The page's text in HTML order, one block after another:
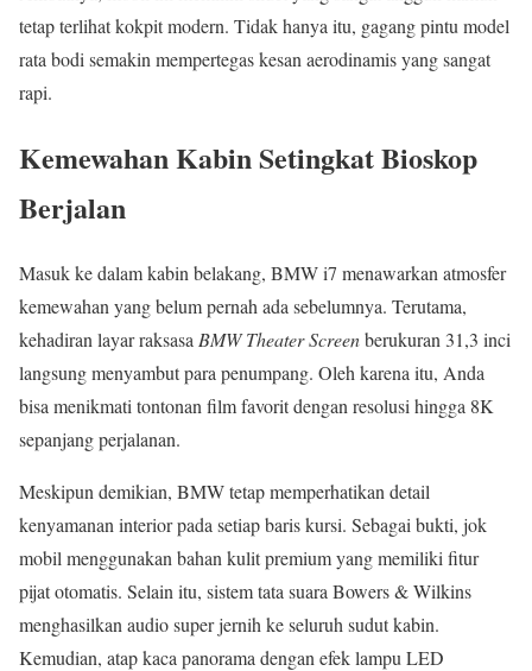
tetap terlihat kokpit modern. Tidak hanya itu, gagang pintu model
rata bodi semakin mempertegas kesan aerodinamis yang sangat
rapi.
Kemewahan Kabin Setingkat Bioskop
Berjalan
Masuk ke dalam kabin belakang, BMW i7 menawarkan atmosfer
kemewahan yang belum pernah ada sebelumnya. Terutama,
kehadiran layar raksasa BMW Theater Screenberukuran 31,3 inci
langsung menyambut para penumpang. Oleh karena itu, Anda
bisa menikmati tontonan film favorit dengan resolusi hingga 8K
sepanjang perjalanan.
Meskipun demikian, BMW tetap memperhatikan detail
kenyamanan interior pada setiap baris kursi. Sebagai bukti, jok
mobil menggunakan bahan kulit premium yang memiliki fitur
pijat otomatis. Selain itu, sistem tata suara Bowers & Wilkins
menghasilkan audio super jernih ke seluruh sudut kabin.
Kemudian, atap kaca panorama dengan efek lampu LED